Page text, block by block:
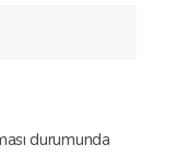
durumunda